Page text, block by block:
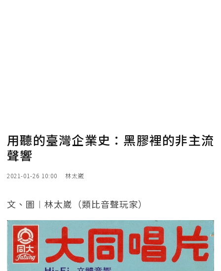
用聽的臺灣企業史：黑膠裡的非主流
聲響
2021-01-26 10:00 林太崴
文、圖︱林太崴（類比音聲玩家）